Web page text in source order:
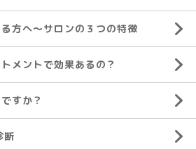
方へ～サロンの３つの特徴
メントで効果あるの？
すか？
断